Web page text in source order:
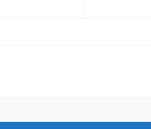
lý ảoGoogle